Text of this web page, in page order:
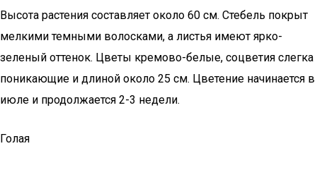
Высота растения составляет около 60 см. Стебель покрыт
мелкими темными волосками, а листья имеют ярко-
зеленый оттенок. Цветы кремово-белые, соцветия слегка
поникающие и длиной около 25 см. Цветение начинается в
июле и продолжается 2-3 недели.
Голая